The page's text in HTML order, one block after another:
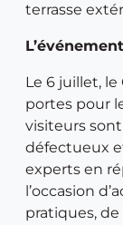
terrasse
Le 6 juillet,
portes pour
visiteurs
défectueux
experts en
l’occasion
pratiques,